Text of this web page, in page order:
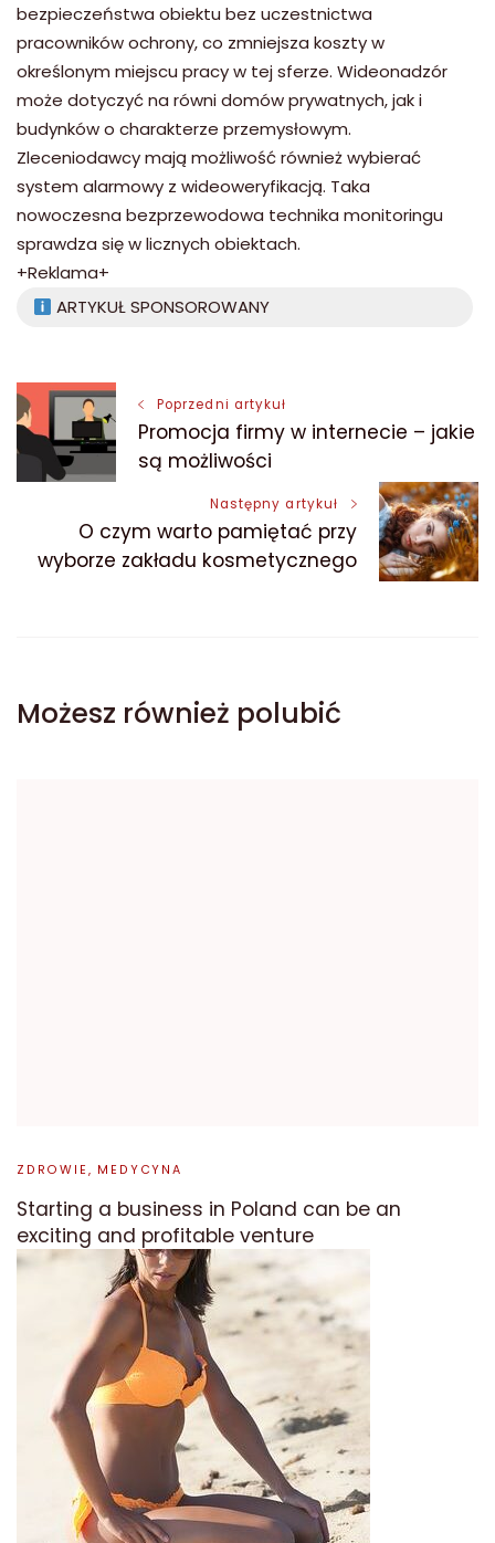
bezpieczeństwa obiektu bez uczestnictwa
pracowników ochrony, co zmniejsza koszty w
określonym miejscu pracy w tej sferze. Wideonadzór
może dotyczyć na równi domów prywatnych, jak i
budynków o charakterze przemysłowym.
Zleceniodawcy mają możliwość również wybierać
system alarmowy z wideoweryfikacją. Taka
nowoczesna bezprzewodowa technika monitoringu
sprawdza się w licznych obiektach.
+Reklama+
ARTYKUŁ SPONSOROWANY
Nawigacja
wpisu
Poprzedni artykuł
Promocja firmy w internecie – jakie
są możliwości
Następny artykuł
O czym warto pamiętać przy
wyborze zakładu kosmetycznego
Możesz również polubić
ZDROWIE, MEDYCYNA
Starting a business in Poland can be an
exciting and profitable venture